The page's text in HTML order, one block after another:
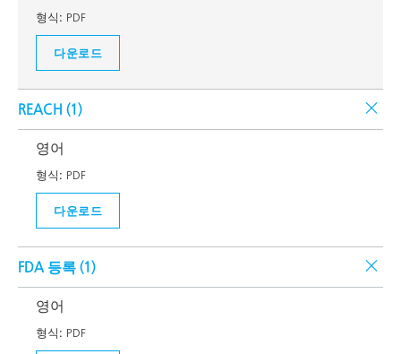
형식: PDF
다운로드
REACH (1)
영어
형식: PDF
다운로드
FDA 등록 (1)
영어
형식: PDF